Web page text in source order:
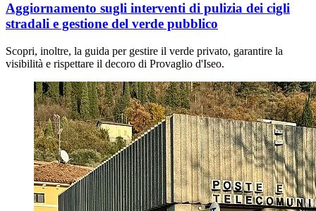
Aggiornamento sugli interventi di pulizia dei cigli
stradali e gestione del verde pubblico
Scopri, inoltre, la guida per gestire il verde privato, garantire la
visibilità e rispettare il decoro di Provaglio d'Iseo.